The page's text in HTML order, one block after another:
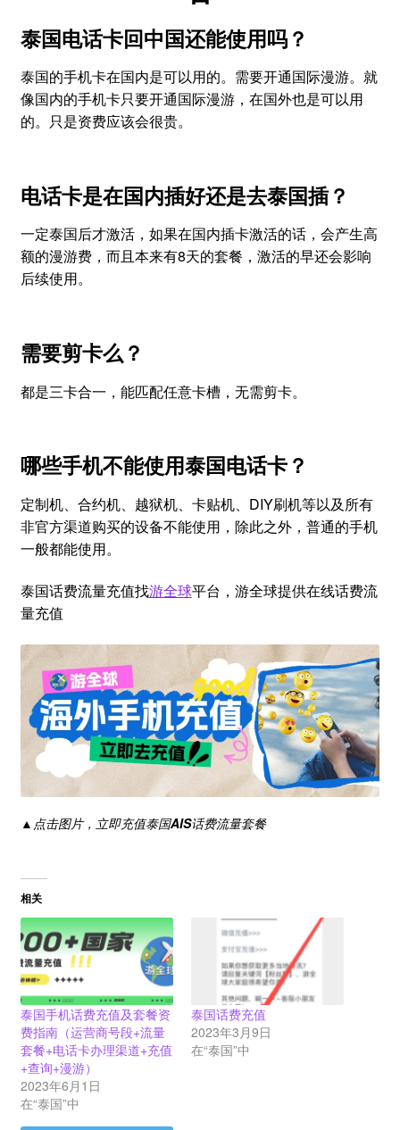
泰国电话卡回中国还能使用吗？
泰国的手机卡在国内是可以用的。需要开通国际漫游。就
像国内的手机卡只要开通国际漫游，在国外也是可以用
的。只是资费应该会很贵。
电话卡是在国内插好还是去泰国插？
一定泰国后才激活，如果在国内插卡激活的话，会产生高
额的漫游费，而且本来有8天的套餐，激活的早还会影响
后续使用。
需要剪卡么？
都是三卡合一，能匹配任意卡槽，无需剪卡。
哪些手机不能使用泰国电话卡？
定制机、合约机、越狱机、卡贴机、DIY刷机等以及所有
非官方渠道购买的设备不能使用，除此之外，普通的手机
一般都能使用。
泰国话费流量充值找游全球平台，游全球提供在线话费流
量充值
▲点击图片，立即充值泰国AIS话费流量套餐
相关
泰国手机话费充值及套餐资
费指南（运营商号段+流量
套餐+电话卡办理渠道+充值
+查询+漫游）
2023年6月1日
在“泰国”中
泰国话费充值
2023年3月9日
在“泰国”中